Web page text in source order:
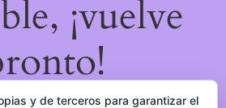
¡vuelve
y de terceros para garantizar el